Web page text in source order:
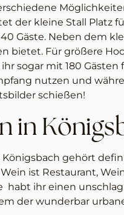
der kleine Stall Platz
Gäste. Neben dem
bietet. Für größere
sogar mit 180
nutzen und
schießen!
in
Königsbach gehört
Wein ist Restaurant,
habt ihr einen
der wunderbar